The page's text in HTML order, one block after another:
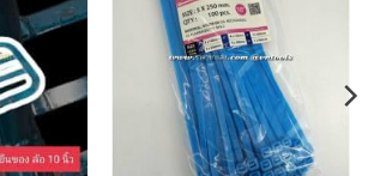
ใน
รายการ
ที่
ติดตาม
ที่
ติดตาม